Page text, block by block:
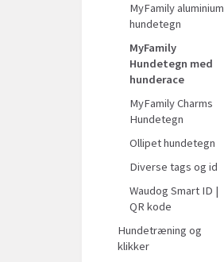
MyFamily aluminium
hundetegn
MyFamily
Hundetegn med
hunderace
MyFamily Charms
Hundetegn
Ollipet hundetegn
Diverse tags og id
Waudog Smart ID |
QR kode
Hundetræning og
klikker